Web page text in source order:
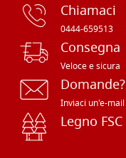
Chiamaci
0444-659513
Consegna
Veloce e sicura
Domande?
Inviaci un'e-mail
Legno FSC